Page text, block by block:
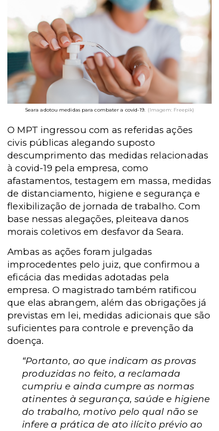
Seara adotou medidas para combater a covid-19. (Imagem: Freepik)
O MPT ingressou com as referidas ações
civis públicas alegando suposto
descumprimento das medidas relacionadas
à covid-19 pela empresa, como
afastamentos, testagem em massa, medidas
de distanciamento, higiene e segurança e
flexibilização de jornada de trabalho. Com
base nessas alegações, pleiteava danos
morais coletivos em desfavor da Seara.
Ambas as ações foram julgadas
improcedentes pelo juiz, que confirmou a
eficácia das medidas adotadas pela
empresa. O magistrado também ratificou
que elas abrangem, além das obrigações já
previstas em lei, medidas adicionais que são
suficientes para controle e prevenção da
doença.
“Portanto, ao que indicam as provas
produzidas no feito, a reclamada
cumpriu e ainda cumpre as normas
atinentes à segurança, saúde e higiene
do trabalho, motivo pelo qual não se
infere a prática de ato ilícito prévio ao